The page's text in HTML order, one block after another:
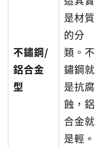
不鏽鋼/
鋁合金
型
是材質
的分
類。不
鏽鋼就
是抗腐
蝕，鋁
合金就
是輕。